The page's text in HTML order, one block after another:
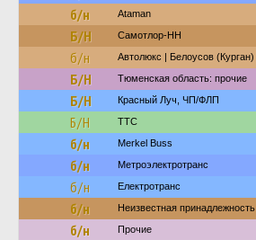
б/н Ataman
Б/Н Самотлор-НН
б/н Автолюкс | Белоусов (Курган)
Б/Н Тюменская область: прочие
Б/Н Красный Луч, ЧП/ФЛП
Б/Н ТТС
б/н Merkel Buss
б/н Метроэлектротранс
б/н Електротранс
б/н Неизвестная принадлежность
б/н Прочие